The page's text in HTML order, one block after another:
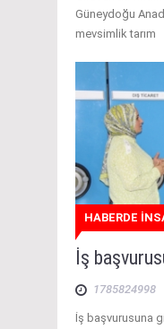
Güneydoğu
mevsimlik tarım
HABERDE
İş
1785824998
İş başvurusuna